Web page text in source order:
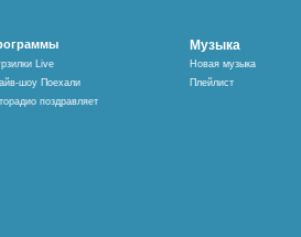
Live
шоу Поехали
поздравляет
Музыка
Новая музыка
Плейлист